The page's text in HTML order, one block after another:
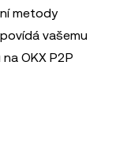
metody
vašemu
OKX P2P